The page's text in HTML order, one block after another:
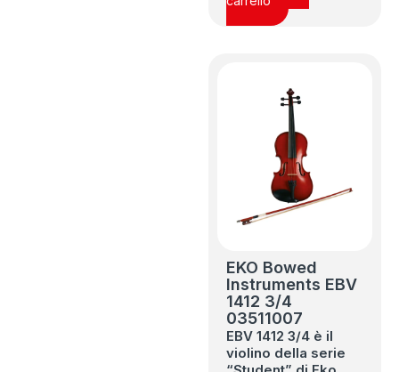
EKO Bowed
Instruments EBV
1412 3/4
03511007
EBV 1412 3/4 è il
violino della serie